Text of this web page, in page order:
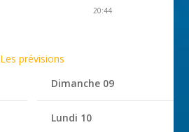
20:44
Les prévisions
Dimanche 09
Lundi 10